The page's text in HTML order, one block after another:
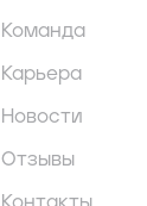
Команда
Карьера
Новости
Отзывы